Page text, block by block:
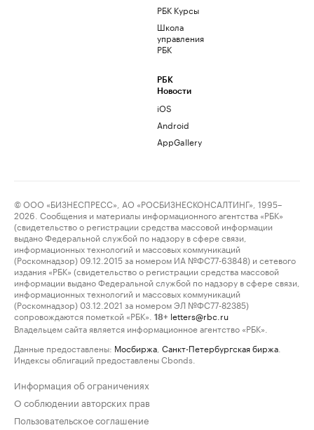
РБК Курсы
Школа
управления
РБК
РБК
Новости
iOS
Android
AppGallery
© ООО «БИЗНЕСПРЕСС», АО «РОСБИЗНЕСКОНСАЛТИНГ», 1995–
2026. Сообщения и материалы информационного агентства «РБК»
(свидетельство о регистрации средства массовой информации
выдано Федеральной службой по надзору в сфере связи,
информационных технологий и массовых коммуникаций
(Роскомнадзор) 09.12.2015 за номером ИА №ФС77-63848) и сетевого
издания «РБК» (свидетельство о регистрации средства массовой
информации выдано Федеральной службой по надзору в сфере связи,
информационных технологий и массовых коммуникаций
(Роскомнадзор) 03.12.2021 за номером ЭЛ №ФС77-82385)
сопровождаются пометкой «РБК».
18+ letters@rbc.ru
Владельцем сайта является информационное агентство «РБК».
Данные предоставлены: Мосбиржа Санкт-Петербургская биржа
Индексы облигаций предоставлены Cbonds.
Информация об ограничениях
О соблюдении авторских прав
Пользовательское соглашение